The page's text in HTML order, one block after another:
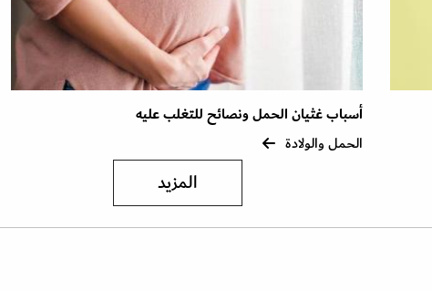
أسباب غثيان الحمل ونصائح للتغلب عليه
الحمل والولادة
المزيد